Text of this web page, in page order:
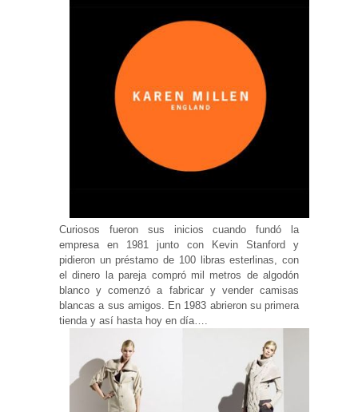
Curiosos fueron sus inicios cuando fundó la
empresa en 1981 junto con Kevin Stanford y
pidieron un préstamo de 100 libras esterlinas, con
el dinero la pareja compró mil metros de algodón
blanco y comenzó a fabricar y vender camisas
blancas a sus amigos. En 1983 abrieron su primera
tienda y así hasta hoy en día….
Experiencia
nuestra web
funcione lo
mejor posible
durante tu
funcionalidades
desaparecerán